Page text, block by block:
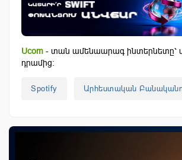
Ucom - տան ամենաարագ ինտերնետը՝
դրամից:
Spotify Արհեստական